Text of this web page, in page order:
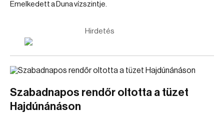
Emelkedett a Duna vízszintje.
Hirdetés
Szabadnapos rendőr oltotta a tüzet
Hajdúnánáson